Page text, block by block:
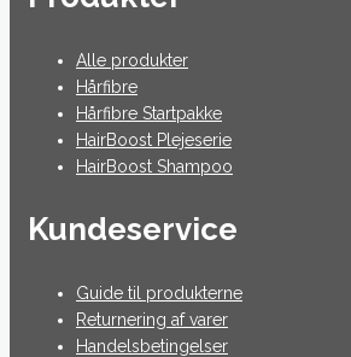
Alle produkter
Hårfibre
Hårfibre Startpakke
HairBoost Plejeserie
HairBoost Shampoo
Kundeservice
Guide til produkterne
Returnering af varer
Handelsbetingelser